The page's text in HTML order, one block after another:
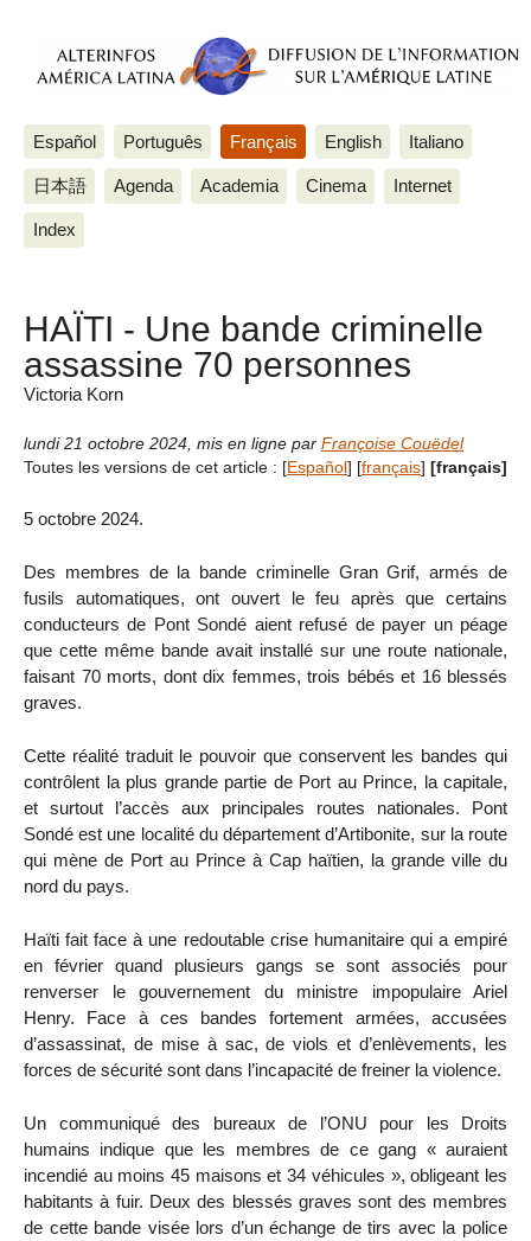
Español Português Français English Italiano
日本語 Agenda Academia Cinema Internet
Index
HAÏTI - Une bande criminelle
assassine 70 personnes
Victoria Korn
lundi 21 octobre 2024 mis en ligne par Françoise Couëdel
Toutes les versions de cet article : [Español] [français] [français]
5 octobre 2024.
Des membres de la bande criminelle Gran Grif, armés de
fusils automatiques, ont ouvert le feu après que certains
conducteurs de Pont Sondé aient refusé de payer un péage
que cette même bande avait installé sur une route nationale,
faisant 70 morts, dont dix femmes, trois bébés et 16 blessés
graves.
Cette réalité traduit le pouvoir que conservent les bandes qui
contrôlent la plus grande partie de Port au Prince, la capitale,
et surtout l’accès aux principales routes nationales. Pont
Sondé est une localité du département d’Artibonite, sur la route
qui mène de Port au Prince à Cap haïtien, la grande ville du
nord du pays.
Haïti fait face à une redoutable crise humanitaire qui a empiré
en février quand plusieurs gangs se sont associés pour
renverser le gouvernement du ministre impopulaire Ariel
Henry. Face à ces bandes fortement armées, accusées
d’assassinat, de mise à sac, de viols et d’enlèvements, les
forces de sécurité sont dans l’incapacité de freiner la violence.
Un communiqué des bureaux de l’ONU pour les Droits
humains indique que les membres de ce gang « auraient
incendié au moins 45 maisons et 34 véhicules », obligeant les
habitants à fuir. Deux des blessés graves sont des membres
de cette bande visée lors d’un échange de tirs avec la police